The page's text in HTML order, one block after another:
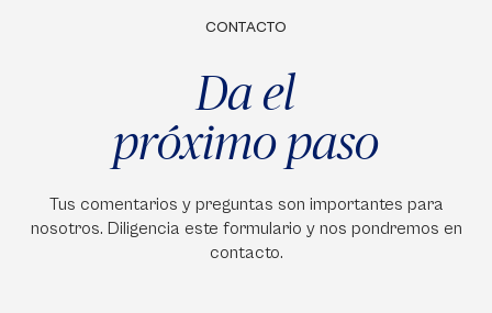
CONTACTO
Da el
próximo paso
Tus comentarios y preguntas son importantes para
nosotros. Diligencia este formulario y nos pondremos en
contacto.